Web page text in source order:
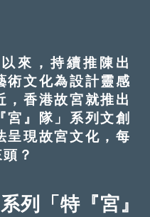
，持續推陳出
術文化為設計靈感
，香港故宮就推出
宮』隊」系列文創
呈現故宮文化，每
？
列「特『宮』